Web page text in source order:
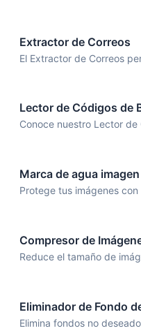
Extractor de Correos
El Extractor de Correos
Lector de Códigos de
Conoce nuestro Lector de
Marca de agua imagen
Protege tus imágenes
Compresor de
Reduce el tamaño de
Eliminador de Fondo
Elimina fondos no